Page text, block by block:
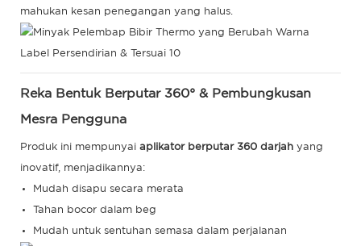
mahukan kesan penegangan yang halus.
Reka Bentuk Berputar 360° & Pembungkusan
Mesra Pengguna
Produk ini mempunyai aplikator berputar 360 darjah yang
inovatif, menjadikannya:
Mudah disapu secara merata
Tahan bocor dalam beg
Mudah untuk sentuhan semasa dalam perjalanan